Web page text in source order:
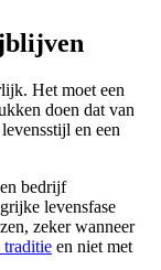
Het moet een
doen dat van
en een
bedrijf
levensfase
zeker wanneer
traditie en niet met